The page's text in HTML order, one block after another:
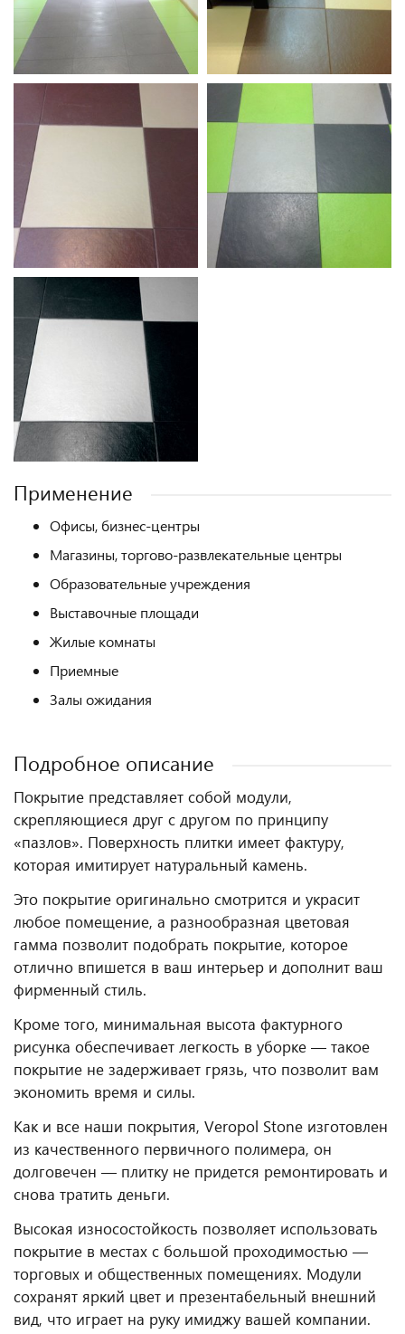
Применение
Офисы, бизнес-центры
Магазины, торгово-развлекательные центры
Образовательные учреждения
Выставочные площади
Жилые комнаты
Приемные
Залы ожидания
Подробное описание
Покрытие представляет собой модули,
скрепляющиеся друг с другом по принципу
«пазлов». Поверхность плитки имеет фактуру,
которая имитирует натуральный камень.
Это покрытие оригинально смотрится и украсит
любое помещение, а разнообразная цветовая
гамма позволит подобрать покрытие, которое
отлично впишется в ваш интерьер и дополнит ваш
фирменный стиль.
Кроме того, минимальная высота фактурного
рисунка обеспечивает легкость в уборке — такое
покрытие не задерживает грязь, что позволит вам
экономить время и силы.
Как и все наши покрытия, Veropol Stone изготовлен
из качественного первичного полимера, он
долговечен — плитку не придется ремонтировать и
снова тратить деньги.
Высокая износостойкость позволяет использовать
покрытие в местах с большой проходимостью —
торговых и общественных помещениях. Модули
сохранят яркий цвет и презентабельный внешний
вид, что играет на руку имиджу вашей компании.